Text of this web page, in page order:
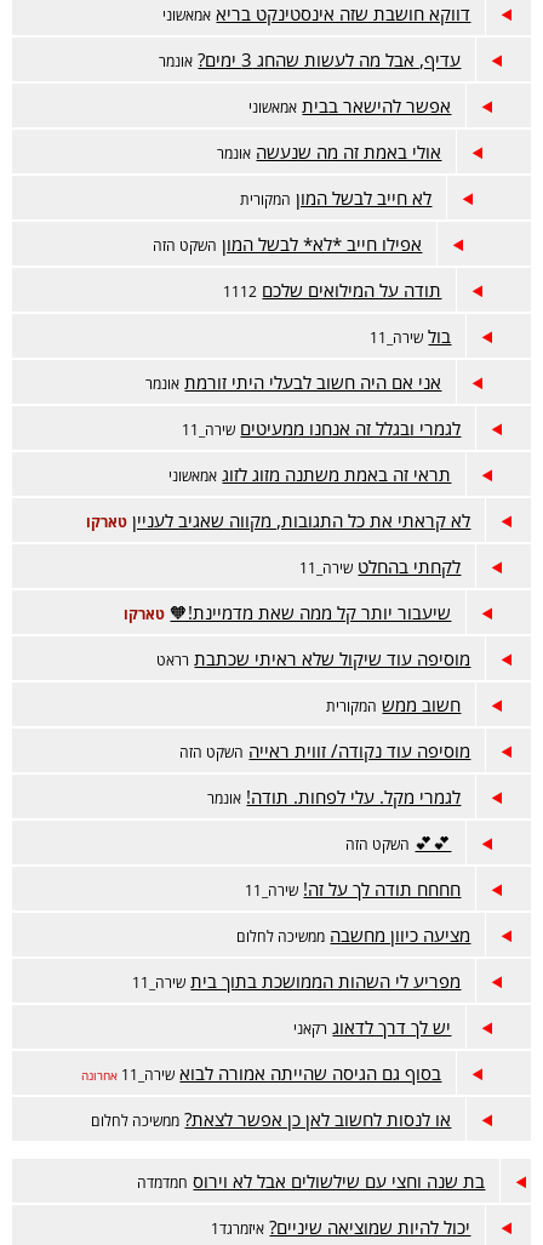
דווקא חושבת שזה אינסטינקט בריא אמאשוני
עדיף, אבל מה לעשות שהחג 3 ימים? אונמר
אפשר להישאר בבית אמאשוני
אולי באמת זה מה שנעשה אונמר
לא חייב לבשל המון המקורית
אפילו חייב *לא* לבשל המון השקט הזה
תודה על המילואים שלכם 1112
בול שירה_11
אני אם היה חשוב לבעלי היתי זורמת אונמר
לגמרי ובגלל זה אנחנו ממעיטים שירה_11
תראי זה באמת משתנה מזוג לזוג אמאשוני
לא קראתי את כל התגובות, מקווה שאגיב לעניין טארקו
לקחתי בהחלט שירה_11
שיעבור יותר קל ממה שאת מדמיינת!🧡 טארקו
מוסיפה עוד שיקול שלא ראיתי שכתבת רראט
חשוב ממש המקורית
מוסיפה עוד נקודה/ זווית ראייה השקט הזה
לגמרי מקל. עלי לפחות. תודה! אונמר
💕💕 השקט הזה
חחחח תודה לך על זה! שירה_11
מציעה כיוון מחשבה ממשיכה לחלום
מפריע לי השהות הממושכת בתוך בית שירה_11
יש לך דרך לדאוג רקאני
בסוף גם הגיסה שהייתה אמורה לבוא שירה_11 אחרונה
או לנסות לחשוב לאן כן אפשר לצאת? ממשיכה לחלום
בת שנה וחצי עם שילשולים אבל לא וירוס חמדמדה
יכול להיות שמוציאה שיניים? איזמרגד1